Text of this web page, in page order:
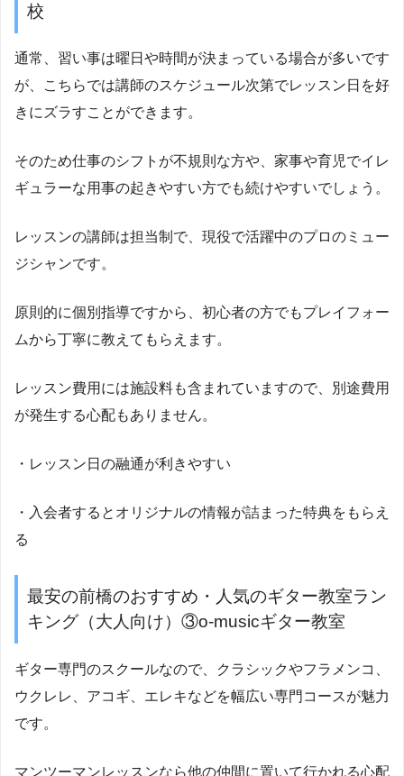
校
通常、習い事は曜日や時間が決まっている場合が多いです
が、こちらでは講師のスケジュール次第でレッスン日を好
きにズラすことができます。
そのため仕事のシフトが不規則な方や、家事や育児でイレ
ギュラーな用事の起きやすい方でも続けやすいでしょう。
レッスンの講師は担当制で、現役で活躍中のプロのミュー
ジシャンです。
原則的に個別指導ですから、初心者の方でもプレイフォー
ムから丁寧に教えてもらえます。
レッスン費用には施設料も含まれていますので、別途費用
が発生する心配もありません。
・レッスン日の融通が利きやすい
・入会者するとオリジナルの情報が詰まった特典をもらえ
る
最安の前橋のおすすめ・人気のギター教室ラン
キング（大人向け）③o-musicギター教室
ギター専門のスクールなので、クラシックやフラメンコ、
ウクレレ、アコギ、エレキなどを幅広い専門コースが魅力
です。
マンツーマンレッスンなら他の仲間に置いて行かれる心配